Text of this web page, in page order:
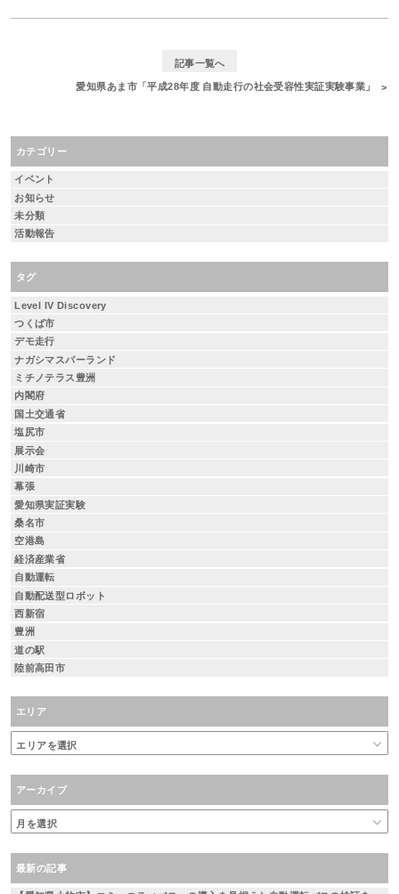
記事一覧へ
愛知県あま市「平成28年度 自動走行の社会受容性実証実験事業」
カテゴリー
イベント
お知らせ
未分類
活動報告
タグ
Level IV Discovery
つくば市
デモ走行
ナガシマスパーランド
ミチノテラス豊洲
内閣府
国土交通省
塩尻市
展示会
川崎市
幕張
愛知県実証実験
桑名市
空港島
経済産業省
自動運転
自動配送型ロボット
西新宿
豊洲
道の駅
陸前高田市
エリア
アーカイブ
最新の記事